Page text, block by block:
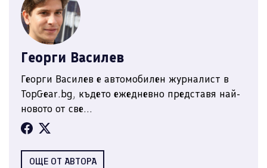
Георги Василев
Георги Василев е автомобилен журналист в
TopGear.bg, където ежедневно представя най-
новото от све...
ОЩЕ ОТ АВТОРА